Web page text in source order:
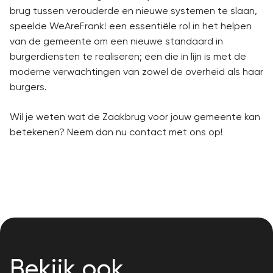
brug tussen verouderde en nieuwe systemen te slaan,
speelde WeAreFrank! een essentiële rol in het helpen
van de gemeente om een nieuwe standaard in
burgerdiensten te realiseren; een die in lijn is met de
moderne verwachtingen van zowel de overheid als haar
burgers.
Wil je weten wat de Zaakbrug voor jouw gemeente kan
betekenen? Neem dan nu contact met ons op!